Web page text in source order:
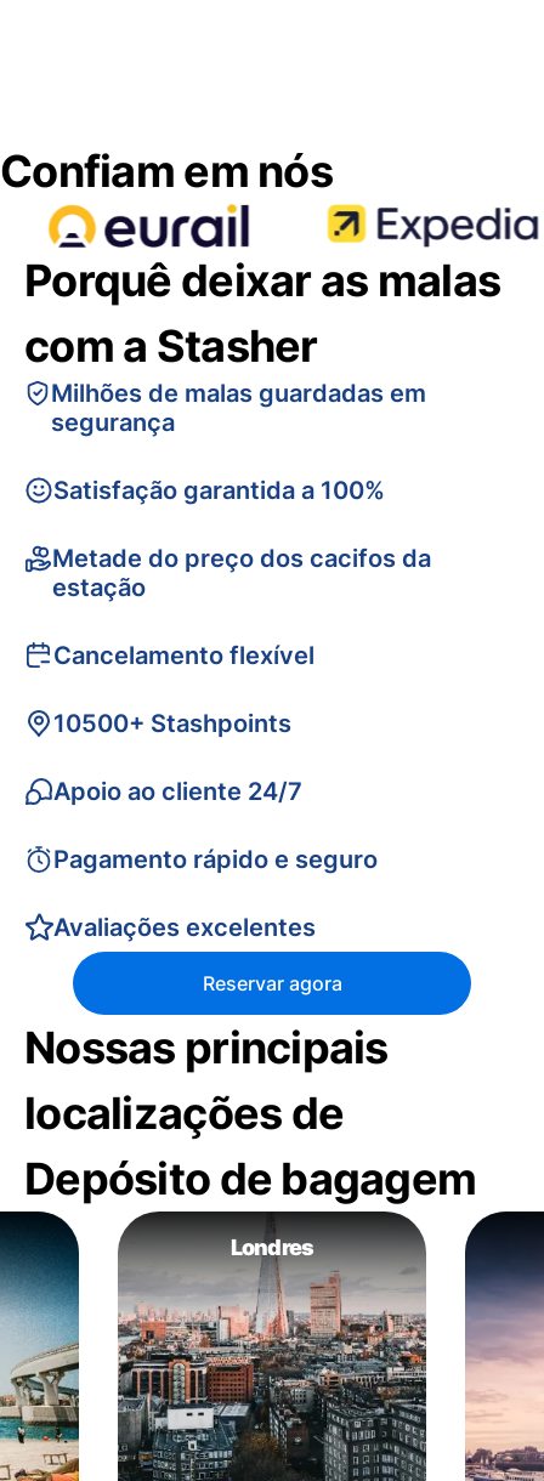
Confiam em nós
Porquê deixar as malas
com a Stasher
Milhões de malas guardadas em
segurança
Satisfação garantida a 100%
Metade do preço dos cacifos da
estação
Cancelamento flexível
10500+ Stashpoints
Apoio ao cliente 24/7
Pagamento rápido e seguro
Avaliações excelentes
Reservar agora
Nossas principais
localizações de
Depósito de bagagem
Londres